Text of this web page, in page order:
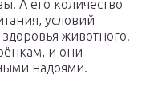
А его количество
условий
животного.
и они
надоями.